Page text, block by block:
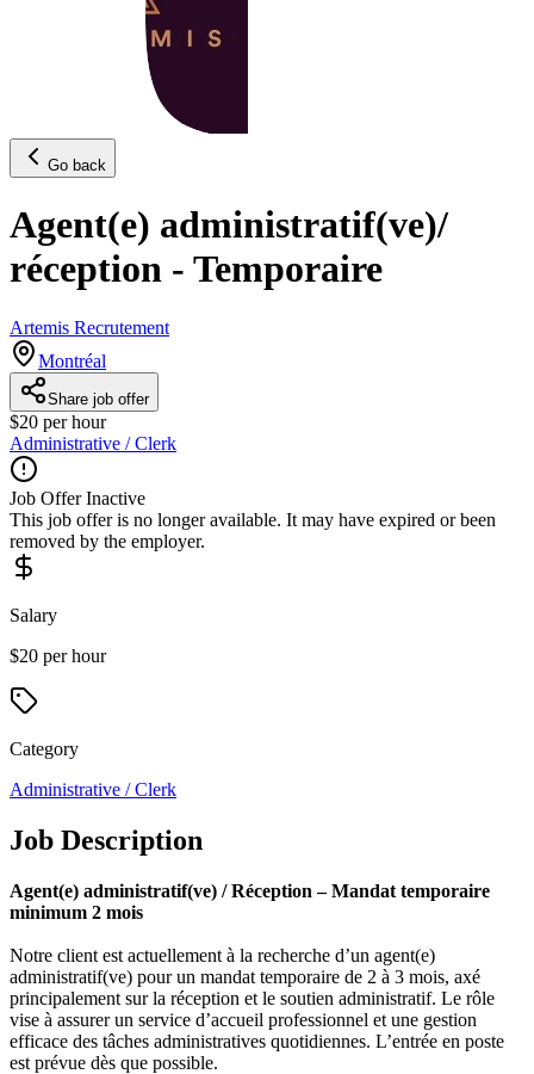
Go back
Agent(e) administratif(ve)/
réception - Temporaire
Artemis Recrutement
Montréal
Share job offer
$20 per hour
Administrative / Clerk
Job Offer Inactive
This job offer is no longer available. It may have expired or been
removed by the employer.
Salary
$20 per hour
Category
Administrative / Clerk
Job Description
Agent(e) administratif(ve) / Réception – Mandat temporaire
minimum 2 mois
Notre client est actuellement à la recherche d’un agent(e)
administratif(ve) pour un mandat temporaire de 2 à 3 mois, axé
principalement sur la réception et le soutien administratif. Le rôle
vise à assurer un service d’accueil professionnel et une gestion
efficace des tâches administratives quotidiennes. L’entrée en poste
est prévue dès que possible.